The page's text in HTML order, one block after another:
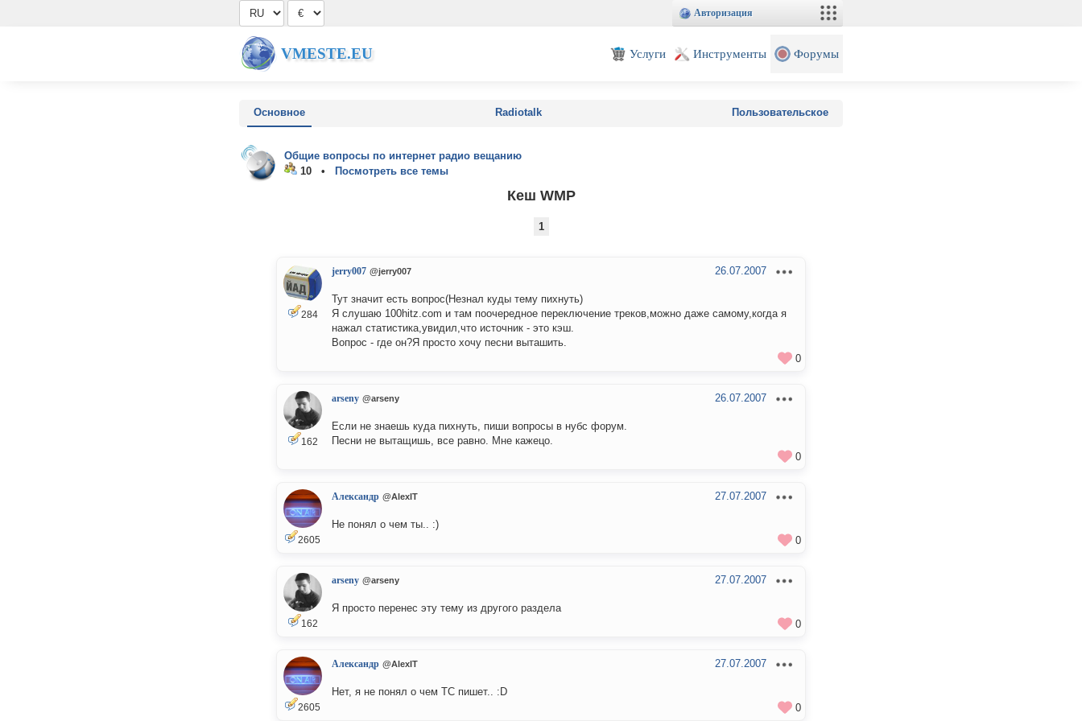
Авторизация
VMESTE.EU Услуги Инструменты Форумы
Основное Radiotalk Пользовательское
Общие вопросы по интернет радио вещанию
10 •
Посмотреть все темы
Кеш WMP
1
284
jerry007 @jerry007 26.07.2007
Тут значит есть вопрос(Незнал куды тему пихнуть)
Я слушаю 100hitz.com и там поочередное переключение треков,можно даже самому,когда я
нажал статистика,увидил,что источник - это кэш.
Вопрос - где он?Я просто хочу песни выташить.
0
162
arseny @arseny 26.07.2007
Если не знаешь куда пихнуть, пиши вопросы в нубс форум.
Песни не вытащишь, все равно. Мне кажецо.
0
2605
Александр @AlexIT 27.07.2007
Не понял о чем ты.. :)
0
162
arseny @arseny 27.07.2007
Я просто перенес эту тему из другого раздела
0
2605
Александр @AlexIT 27.07.2007
Нет, я не понял о чем ТС пишет.. :D
0